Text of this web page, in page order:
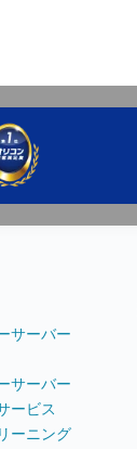
サーバー
サーバー
ービス
ーニング